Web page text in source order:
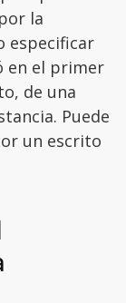
la
especificar
en el primer
de una
Puede
un escrito